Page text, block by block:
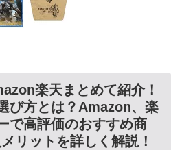
楽天まとめて紹介！
び方とは？Amazon、楽
で高評価のおすすめ商
リットを詳しく解説！